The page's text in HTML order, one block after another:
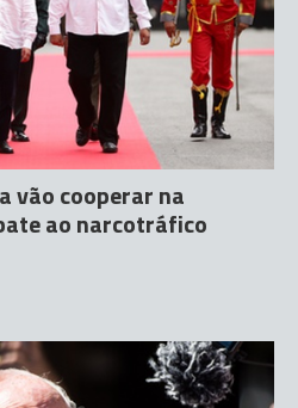
vão cooperar na
ao narcotráfico